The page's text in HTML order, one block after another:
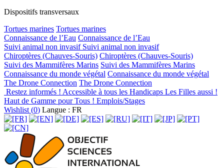
Dispositifs transversaux
Tortues marines Tortues marines
Connaissance de l’Eau Connaissance de l’Eau
Suivi animal non invasif Suivi animal non invasif
Chiroptères (Chauves-Souris) Chiroptères (Chauves-Souris)
Suivi des Mammifères Marins Suivi des Mammifères Marins
Connaissance du monde végétal Connaissance du monde végétal
The Drone Connection The Drone Connection
Restez informés ! Accessible à tous les Handicaps Les Filles aussi !
Haut de Gamme pour Tous ! Emplois/Stages
Wishlist (0) Langue : FR